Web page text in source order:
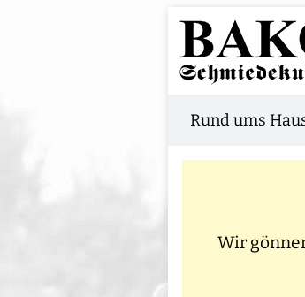
Rund ums
Wir